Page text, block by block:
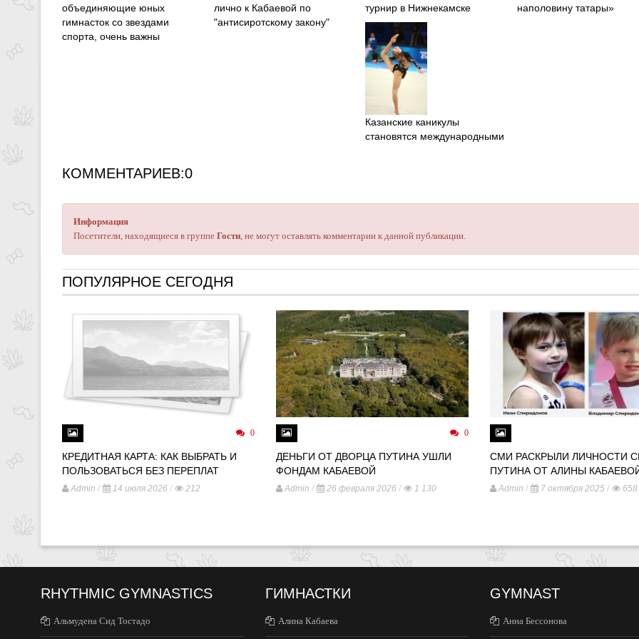
объединяющие юных
гимнасток со звездами
спорта, очень важны
лично к Кабаевой по
"антисиротскому закону"
турнир в Нижнекамске наполовину татары»
Казанские каникулы
становятся международными
КОММЕНТАРИЕВ:0
Информация
Посетители, находящиеся в группе Гости, не могут оставлять комментарии к данной публикации.
ПОПУЛЯРНОЕ СЕГОДНЯ
0
КРЕДИТНАЯ КАРТА: КАК ВЫБРАТЬ И
ПОЛЬЗОВАТЬСЯ БЕЗ ПЕРЕПЛАТ
Admin / 14 июля 2026 / 212
0
ДЕНЬГИ ОТ ДВОРЦА ПУТИНА УШЛИ
ФОНДАМ КАБАЕВОЙ
Admin / 26 февраля 2026 / 1 130
СМИ РАСКРЫЛИ ЛИЧНОСТИ
ПУТИНА ОТ АЛИНЫ
Admin / 7 октября 2025 / 658
RHYTHMIC GYMNASTICS
Альмудена Сид Тостадо
ГИМНАСТКИ
Алина Кабаева
GYMNAST
Анна Бессонова